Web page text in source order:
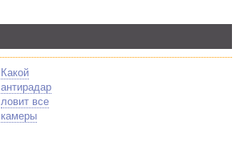
Какой
антирадар
ловит все
камеры